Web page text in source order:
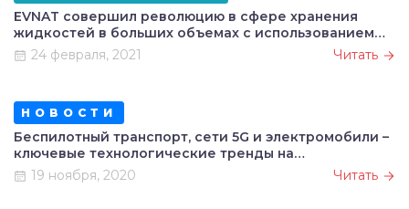
EVNAT совершил революцию в сфере хранения
жидкостей в больших объемах с использованием
инструментов программного комплекса Ansys
24 февраля, 2021 Читать
НОВОСТИ
Беспилотный транспорт, сети 5G и электромобили –
ключевые технологические тренды на
конференции CADFEM/Ansys
19 ноября, 2020 Читать